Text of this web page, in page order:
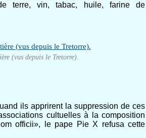
terre, vin, tabac, huile, farine de
(vus depuis le Tretorre).
ils apprirent la suppression de ces
cultuelles à la composition
officii», le pape Pie X refusa cette